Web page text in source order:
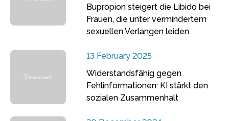
Bupropion steigert die Libido bei
Frauen, die unter vermindertem
sexuellen Verlangen leiden
13 February 2025
Widerstandsfähig gegen
Fehlinformationen: KI stärkt den
sozialen Zusammenhalt